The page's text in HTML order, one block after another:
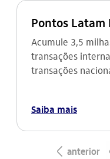
Pontos Latam
Acumule 3,5
transações
transações
Saiba mais
seta_esquerda anterior